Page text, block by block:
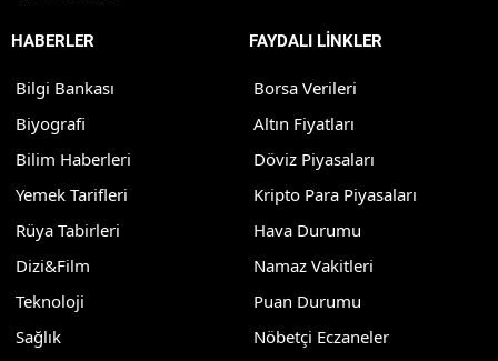
HABERLER
Bilgi Bankası
Biyografi
Bilim Haberleri
Yemek Tarifleri
Rüya Tabirleri
Dizi&Film
Teknoloji
Sağlık
FAYDALI LİNKLER
Borsa Verileri
Altın Fiyatları
Döviz Piyasaları
Kripto Para Piyasaları
Hava Durumu
Namaz Vakitleri
Puan Durumu
Nöbetçi Eczaneler